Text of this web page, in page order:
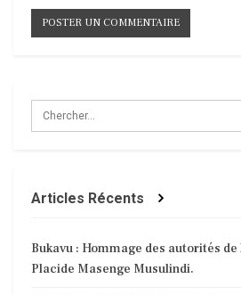
Articles Récents
Bukavu : Hommage des autorités de
Placide Masenge Musulindi.